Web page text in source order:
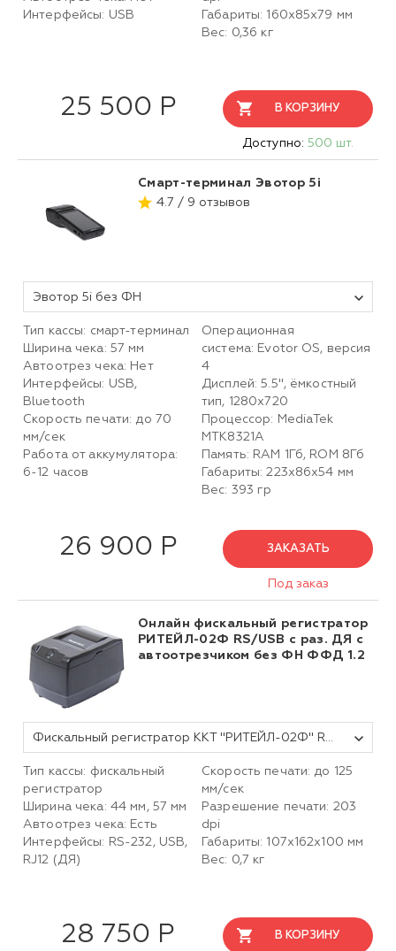
Интерфейсы: USB
Габариты: 160х85х79 мм
Вес: 0,36 кг
25 500 Р В КОРЗИНУ
Доступно: 500 шт.
Смарт-терминал Эвотор 5i
4.7 / 9 отзывов
Эвотор 5i без ФН
Тип кассы: смарт-терминал
Ширина чека: 57 мм
Автоотрез чека: Нет
Интерфейсы: USB,
Bluetooth
Скорость печати: до 70
мм/сек
Работа от аккумулятора:
6-12 часов
Операционная
система: Evotor OS, версия
4
Дисплей: 5.5", ёмкостный
тип, 1280х720
Процессор: MediaTek
MTK8321A
Память: RAM 1Гб, ROM 8Гб
Габариты: 223х86х54 мм
Вес: 393 гр
26 900 Р ЗАКАЗАТЬ
Под заказ
Онлайн фискальный регистратор
РИТЕЙЛ-02Ф RS/USB с раз. ДЯ с
автоотрезчиком без ФН ФФД 1.2
Фискальный регистратор ККТ "РИТЕЙЛ-02Ф" RS/USB с раз. ДЯ с автоотрезчиком (черный) без ФН ФФД 1.2
Тип кассы: фискальный
регистратор
Ширина чека: 44 мм, 57 мм
Автоотрез чека: Есть
Интерфейсы: RS-232, USB,
RJ12 (ДЯ)
Скорость печати: до 125
мм/сек
Разрешение печати: 203
dpi
Габариты: 107х162х100 мм
Вес: 0,7 кг
28 750 Р В КОРЗИНУ